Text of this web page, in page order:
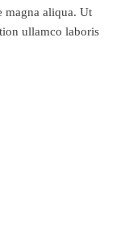
magna aliqua. Ut
ullamco laboris